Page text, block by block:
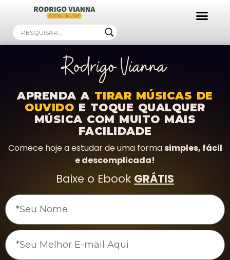
APRENDA A TIRAR MÚSICAS DE
OUVIDO E TOQUE QUALQUER
MÚSICA COM MUITO MAIS
FACILIDADE
Comece hoje a estudar de uma formasimples, fácil
e descomplicada!
Baixe o Ebook GRÁTIS